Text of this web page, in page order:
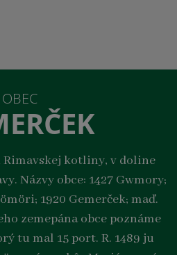
OBEC
Rimavskej kotliny, v doline
Názvy obce: 1427 Gwmory;
1920 Gemerček; maď.
zemepána obce poznáme
tu mal 15 port. R. 1489 ju